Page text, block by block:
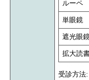
ルーペ
単眼鏡
遮光眼
拡大読
受診方法: